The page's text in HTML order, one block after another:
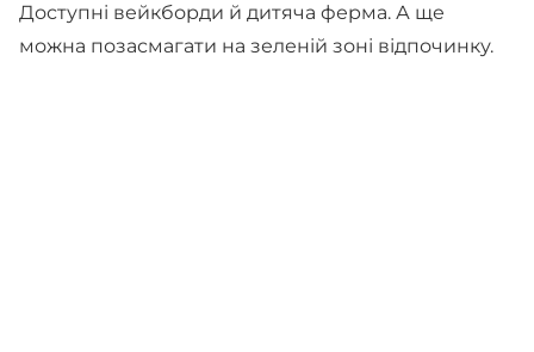
Доступні вейкборди й дитяча ферма. А ще
можна позасмагати на зеленій зоні відпочинку.